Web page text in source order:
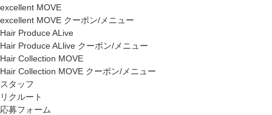
excellent MOVE
excellent MOVE クーポン/メニュー
Hair Produce ALive
Hair Produce ALlive クーポン/メニュー
Hair Collection MOVE
Hair Collection MOVE クーポン/メニュー
スタッフ
リクルート
応募フォーム